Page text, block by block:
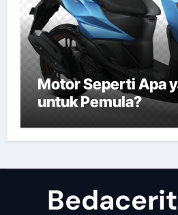
Motor Seperti Apa
untuk Pemula?